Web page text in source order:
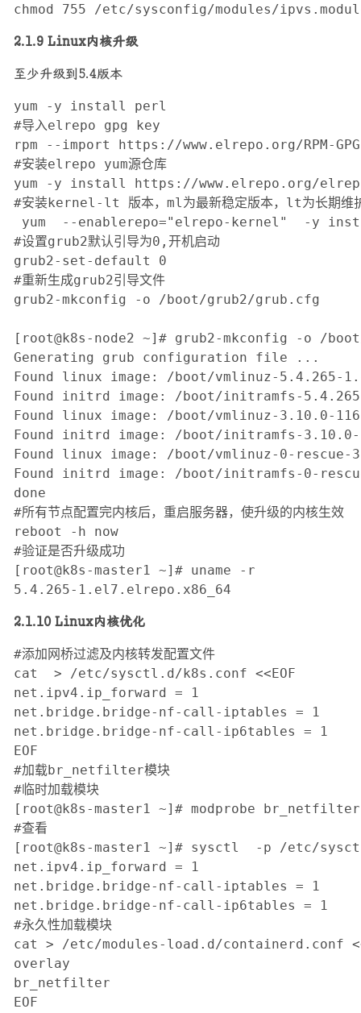
chmod 755 /etc/sysconfig/modules/
2.1.9 Linux内核升级
至少升级到5.4版本
yum -y install perl
#导入elrepo gpg key
rpm --import https://www.elrepo.org/RPM-
#安装elrepo yum源仓库
yum -y install https://www.elrepo.org/
#安装kernel-lt 版本，ml为最新稳定版本，lt为长期维
yum  --enablerepo="elrepo-kernel"  -y
#设置grub2默认引导为0,开机启动
grub2-set-default 0
#重新生成grub2引导文件
grub2-mkconfig -o /boot/grub2/grub.cfg
[root@k8s-node2 ~]# grub2-mkconfig -o /
Generating grub configuration file ...
Found linux image: /boot/vmlinuz-5.4.265-
Found initrd image: /boot/initramfs-
Found linux image: /boot/vmlinuz-3.10.0-
Found initrd image: /boot/initramfs-3.10.0-
Found linux image: /boot/vmlinuz-0-rescue-
Found initrd image: /boot/initramfs-0-rescue-
done
#所有节点配置完内核后，重启服务器，使升级的内核生效
reboot -h now
#验证是否升级成功
[root@k8s-master1 ~]# uname -r
5.4.265-1.el7.elrepo.x86_64
2.1.10 Linux内核优化
#添加网桥过滤及内核转发配置文件
cat  > /etc/sysctl.d/k8s.conf <<EOF
net.ipv4.ip_forward = 1
net.bridge.bridge-nf-call-iptables = 1
net.bridge.bridge-nf-call-ip6tables = 1
EOF
#加载br_netfilter模块
#临时加载模块
[root@k8s-master1 ~]# modprobe br_netfilter
#查看
[root@k8s-master1 ~]# sysctl  -p /etc/
net.ipv4.ip_forward = 1
net.bridge.bridge-nf-call-iptables = 1
net.bridge.bridge-nf-call-ip6tables = 1
#永久性加载模块
cat > /etc/modules-load.d/containerd.conf
overlay
br_netfilter
EOF